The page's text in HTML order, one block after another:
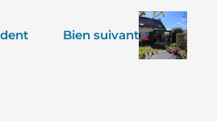
Bien suivant